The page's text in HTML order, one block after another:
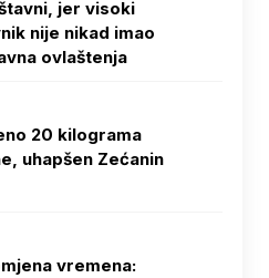
jer visoki
nije nikad imao
ovlaštenja
20 kilograma
uhapšen Zećanin
vremena: